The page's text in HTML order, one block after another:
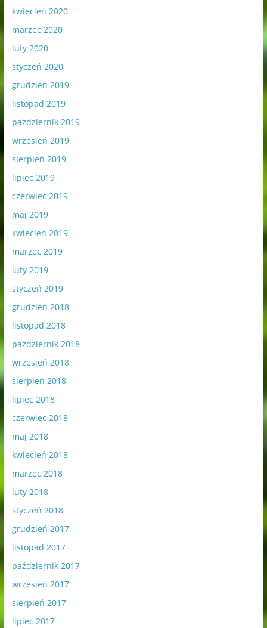
kwiecień 2020
marzec 2020
luty 2020
styczeń 2020
grudzień 2019
listopad 2019
październik 2019
wrzesień 2019
sierpień 2019
lipiec 2019
czerwiec 2019
maj 2019
kwiecień 2019
marzec 2019
luty 2019
styczeń 2019
grudzień 2018
listopad 2018
październik 2018
wrzesień 2018
sierpień 2018
lipiec 2018
czerwiec 2018
maj 2018
kwiecień 2018
marzec 2018
luty 2018
styczeń 2018
grudzień 2017
listopad 2017
październik 2017
wrzesień 2017
sierpień 2017
lipiec 2017